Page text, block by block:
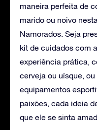
maneira perfeita de
marido ou noivo
Namorados. Seja
kit de cuidados com
experiência prática,
cerveja ou uísque,
equipamentos
paixões, cada ideia
que ele se sinta